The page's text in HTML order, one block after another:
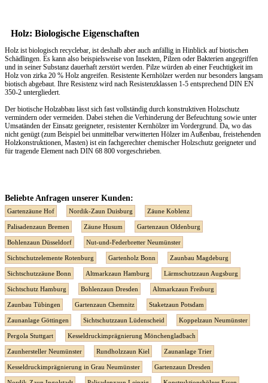
Holz: Biologische Eigenschaften
Holz ist biologisch recyclebar, ist deshalb aber auch anfällig in Hinblick auf biotischen
Schädlingen. Es kann also beispielsweise von Insekten, Pilzen oder Bakterien angegriffen
und in seiner Substanz dauerhaft zerstört werden. Pilze würden ab einer Feuchtigkeit im
Holz von zirka 20 % Holz angreifen. Resistente Kernhölzer werden nur besonders langsam
biotisch abgebaut. Ihre Resistenz wird nach Resistenzklassen 1-5 entsprechend DIN EN
350-2 untergliedert.
Der biotische Holzabbau lässt sich fast vollständig durch konstruktiven Holzschutz
vermindern oder vermeiden. Dabei stehen die Verhinderung der Befeuchtung sowie unter
Umsatänden der Einsatz geeigneter, resistenter Kernhölzer im Vordergrund. Da, wo das
nicht genügt (zum Beispiel bei unmittelbar verwitterten Hölzer im Außenbau, freistehenden
Holzkonstruktionen, Masten) ist ein fachgerechter chemischer Holzschutz geeigneter und
für tragende Element nach DIN 68 800 vorgeschrieben.
Beliebte Anfragen unserer Kunden:
Gartenzäune Hof Nordik-Zaun Duisburg Zäune Koblenz
Palisadenzaun Bremen Zäune Husum Gartenzaun Oldenburg
Bohlenzaun Düsseldorf Nut-und-Federbretter Neumünster
Sichtschutzelemente Rotenburg Gartenholz Bonn Zaunbau Magdeburg
Sichtschutzzäune Bonn Altmarkzaun Hamburg Lärmschutzzaun Augsburg
Sichtschutz Hamburg Bohlenzaun Dresden Altmarkzaun Freiburg
Zaunbau Tübingen Gartenzaun Chemnitz Staketzaun Potsdam
Zaunanlage Göttingen Sichtschutzzaun Lüdenscheid Koppelzaun Neumünster
Pergola Stuttgart Kesseldruckimprägnierung Mönchengladbach
Zaunhersteller Neumünster Rundholzzaun Kiel Zaunanlage Trier
Kesseldruckimprägnierung in Grau Neumünster Gartenzaun Dresden